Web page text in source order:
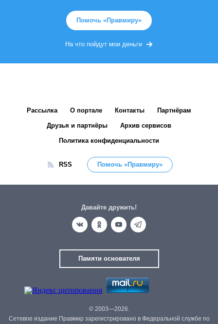
Помочь «Правмиру»
На что пойдут мои деньги
Рассылка О портале Контакты Партнёрам
Друзья и партнёры Архив сервисов
Политика конфиденциальности
RSS Помочь «Правмиру»
Давайте дружить!
Памяти основателя
© 2003—2026.
Сетевое издание Правмир зарегистрировано в Федеральной службе по